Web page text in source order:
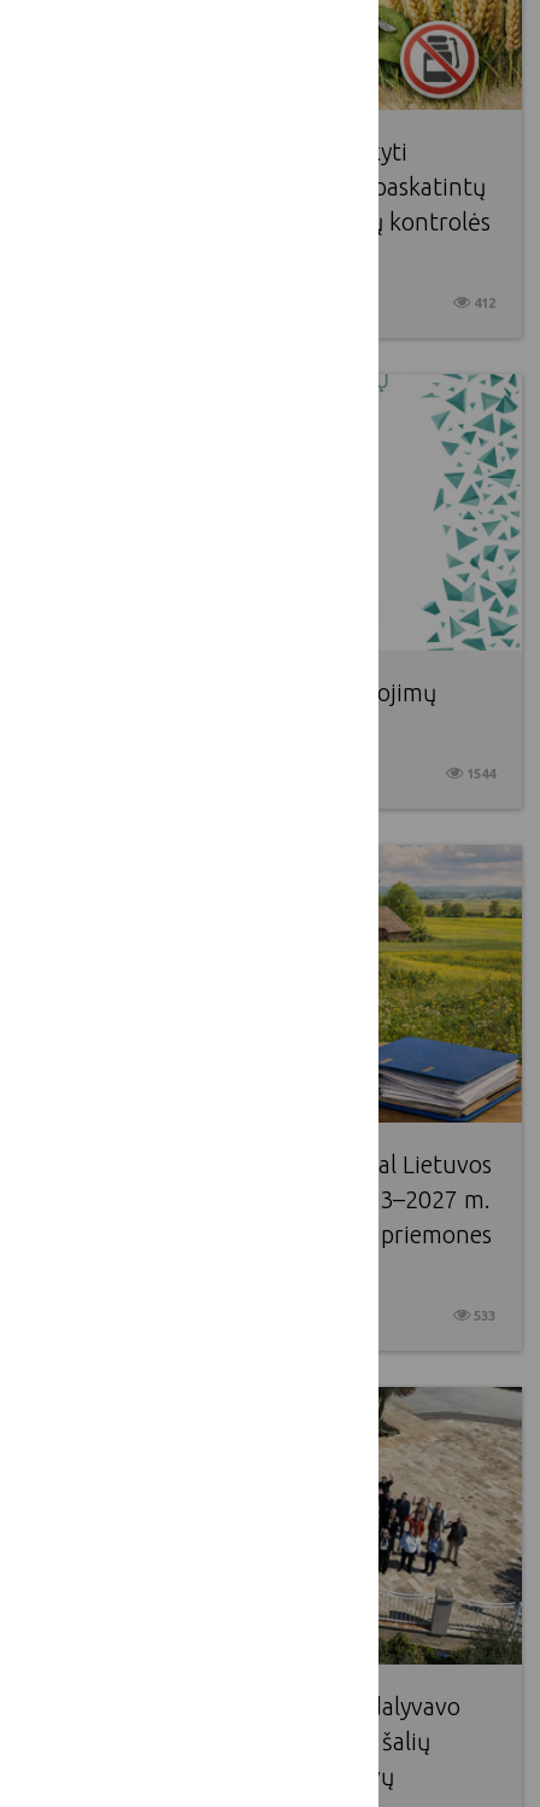
Kviečiame javų augintojus atsakyti
anketos klausimus apie tai, kas paskatintų
jus taikyti ne cheminius kenkėjų kontrolės
412
„Ateities kaimo kūrėjų apdovanojimų
1544
Pakeistas paramos paraiškų pagal Lietuvos
žemės ūkio ir kaimo plėtros 2023–2027 m.
strateginio plano intervencines priemones
533
Lietuvos kaimo tinklo atstovai dalyvavo
septintajame Europos Sąjungos šalių
Nacionalinių BŽŪP tinklų atstovų